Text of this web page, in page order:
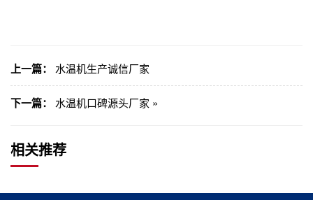
上一篇： 水温机生产诚信厂家
下一篇： 水温机口碑源头厂家 »
相关推荐